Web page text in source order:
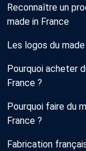
Reconnaître un
made in France
Les logos du
Pourquoi acheter
France ?
Pourquoi faire du
France ?
Fabrication